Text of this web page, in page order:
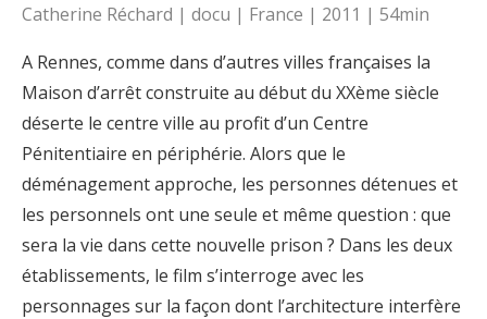
Catherine Réchard | docu | France | 2011 | 54min
A Rennes, comme dans d’autres villes françaises la
Maison d’arrêt construite au début du XXème siècle
déserte le centre ville au profit d’un Centre
Pénitentiaire en périphérie. Alors que le
déménagement approche, les personnes détenues et
les personnels ont une seule et même question : que
sera la vie dans cette nouvelle prison ? Dans les deux
établissements, le film s’interroge avec les
personnages sur la façon dont l’architecture interfère